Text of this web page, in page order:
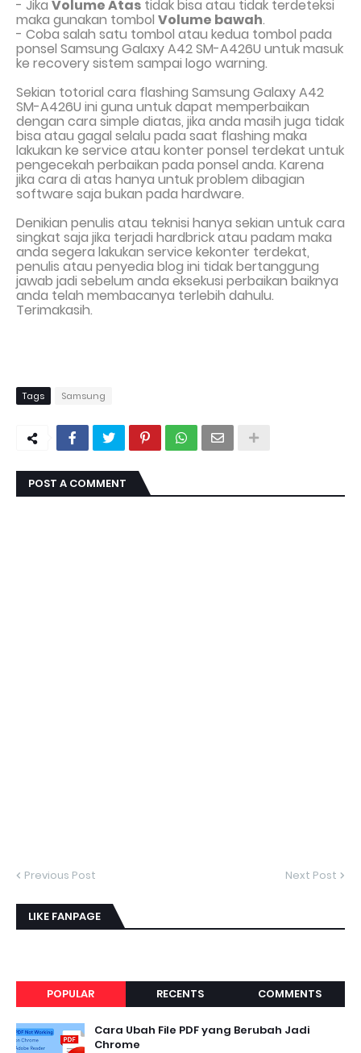
- Jika Volume Atas tidak bisa atau tidak terdeteksi
maka gunakan tombol Volume bawah.
- Coba salah satu tombol atau kedua tombol pada
ponsel Samsung Galaxy A42 SM-A426U untuk masuk
ke recovery sistem sampai logo warning.
Sekian totorial cara flashing Samsung Galaxy A42
SM-A426U ini guna untukdapat memperbaikan
dengan cara simple diatas, jika anda masih juga tidak
bisa atau gagal selalu pada saat flashing maka
lakukan ke service atau konter ponsel terdekat untuk
pengecekah perbaikan pada ponsel anda. Karena
jika cara di atas hanya untuk problem dibagian
software saja bukan pada hardware.
Denikian penulis atau teknisi hanya sekian untukcara
singkat saja jika terjadi hardbrick atau padam maka
anda segera lakukan service kekonter terdekat,
penulis atau penyedia blog ini tidak bertanggung
jawab jadi sebelum anda eksekusi perbaikan baiknya
anda telah membacanya terlebih dahulu.
Terimakasih.
Tags Samsung
POST A COMMENT
Previous Post Next Post
LIKE FANPAGE
POPULAR RECENTS COMMENTS
Cara Ubah File PDF yang Berubah Jadi
Chrome